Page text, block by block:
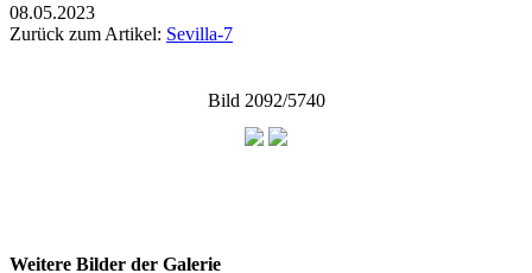
08.05.2023
Zurück zum Artikel: Sevilla-7
Bild 2092/5740
Weitere Bilder der Galerie